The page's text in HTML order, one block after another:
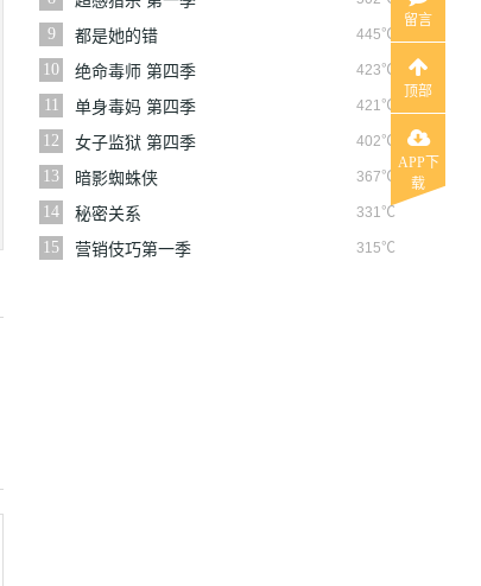
9
445℃
都是她的错
10
423℃
绝命毒师 第四季
11
421℃
单身毒妈 第四季
12
402℃
女子监狱 第四季
13
367℃
暗影蜘蛛侠
14
331℃
秘密关系
15
315℃
营销伎巧第一季
留言
顶部
APP下
载